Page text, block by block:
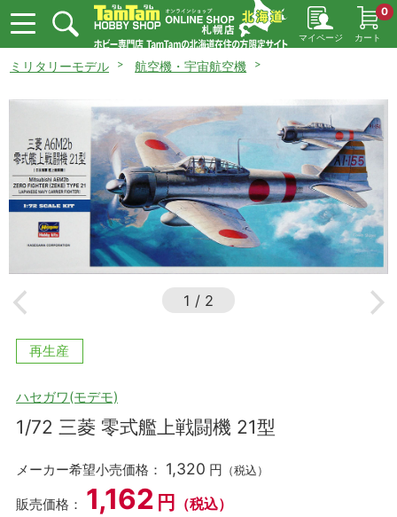
マイページ カート
0
ミリタリーモデル 航空機・宇宙航空機
1 / 2
再生産
ハセガワ(モデモ)
1/72 三菱 零式艦上戦闘機 21型
メーカー希望小売価格： 1,320 円 （税込）
販売価格： 1,162 円 （税込）